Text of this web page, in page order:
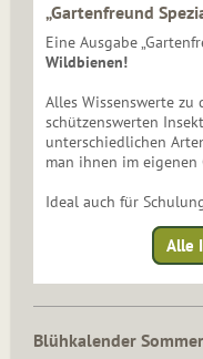
„Gartenfreund
Eine Ausgabe
Wildbienen!
Alles Wissenswerte zu
schützenswerten
unterschiedlichen
man ihnen im
Ideal auch für
Alle
Blühkalender